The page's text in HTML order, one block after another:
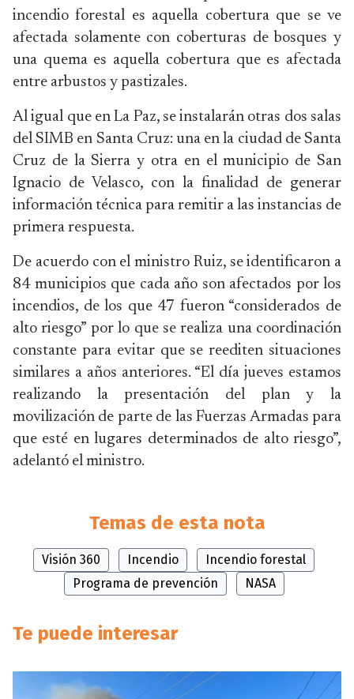
incendio forestal es aquella cobertura que se ve
afectada solamente con coberturas de bosques y
una quema es aquella cobertura que es afectada
entre arbustos y pastizales.
Al igual que en La Paz, se instalarán otras dos salas
del SIMB en Santa Cruz: una en la ciudad de Santa
Cruz de la Sierra y otra en el municipio de San
Ignacio de Velasco, con la finalidad de generar
información técnica para remitir a las instancias de
primera respuesta.
De acuerdo con el ministro Ruiz, se identificaron a
84 municipios que cada año son afectados por los
incendios, de los que 47 fueron “considerados de
alto riesgo” por lo que se realiza una coordinación
constante para evitar que se reediten situaciones
similares a años anteriores. “El día jueves estamos
realizando la presentación del plan y la
movilización de parte de las Fuerzas Armadas para
que esté en lugares determinados de alto riesgo”,
adelantó el ministro.
Temas de esta nota
Visión 360 Incendio
Incendio forestal
Programa de prevención
NASA
Te puede interesar